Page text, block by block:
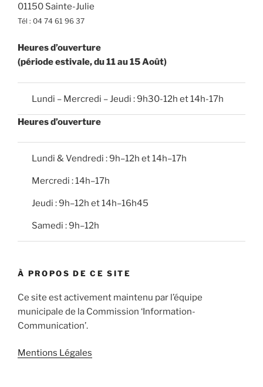
01150 Sainte-Julie
Tél : 04 74 61 96 37
Heures d’ouverture
(période estivale, du 11 au 15 Août)
Lundi – Mercredi – Jeudi : 9h30-12h et 14h-17h
Heures d’ouverture
Lundi & Vendredi : 9h–12h et 14h–17h
Mercredi : 14h–17h
Jeudi : 9h–12h et 14h–16h45
Samedi : 9h–12h
À PROPOS DE CE SITE
Ce site est activement maintenu par l’équipe
municipale de la Commission ‘Information-
Communication’.
Mentions Légales